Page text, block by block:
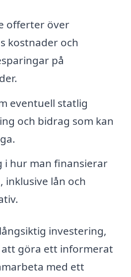
offerter över
kostnader och
på
eventuell statlig
och bidrag som kan
i hur man finansierar
inklusive lån och
investering,
göra ett informerat
med ett